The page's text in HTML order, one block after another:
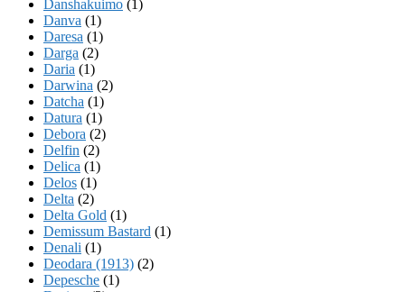
Danshakuimo (1)
Danva (1)
Daresa (1)
Darga (2)
Daria (1)
Darwina (2)
Datcha (1)
Datura (1)
Debora (2)
Delfin (2)
Delica (1)
Delos (1)
Delta (2)
Delta Gold (1)
Demissum Bastard (1)
Denali (1)
Deodara (1913) (2)
Depesche (1)